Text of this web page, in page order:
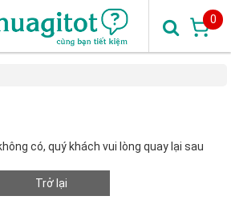
0
có, quý khách vui lòng quay lại sau
Trở lại